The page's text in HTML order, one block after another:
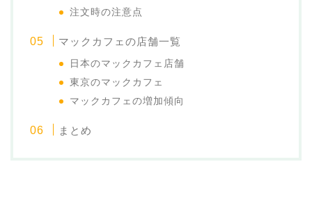
注文時の注意点
マックカフェの店舗一覧
日本のマックカフェ店舗
東京のマックカフェ
マックカフェの増加傾向
まとめ